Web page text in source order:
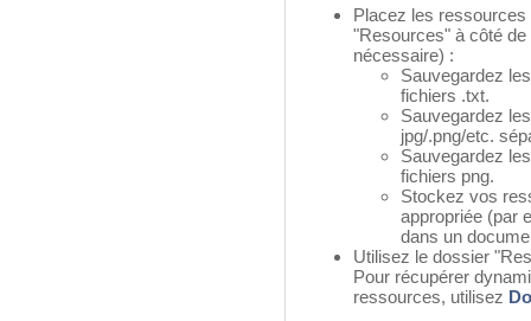
Placez les
"Resources" à côté
nécessaire) :
Sauvegardez
fichiers .txt.
Sauvegardez
jpg/.png/etc.
Sauvegardez
fichiers png.
Stockez vos
appropriée (par
dans un
Utilisez le dossier
Pour récupérer
ressources, utilisez